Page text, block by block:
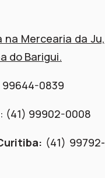
na Mercearia da Ju,
do Barigui.
0839
: (41) 99902-0008
(41) 99792-